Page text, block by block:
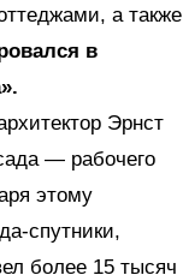
а также
в
Эрнст
— рабочего
этому
спутники,
более 15 тысяч